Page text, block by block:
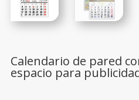
Calendario de pared
espacio para